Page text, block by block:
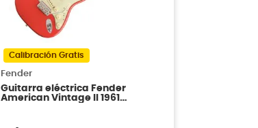
Calibración Gratis
Fender
Guitarra eléctrica Fender
American Vintage II 1961